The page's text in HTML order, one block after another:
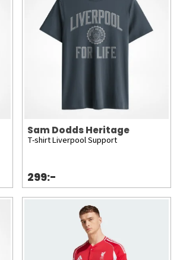
Sam Dodds Heritage
T-shirt Liverpool Support
299:-